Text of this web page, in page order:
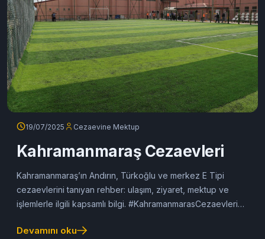
19/07/2025 Cezaevine Mektup
Kahramanmaraş Cezaevleri
Kahramanmaraş’ın Andırın, Türkoğlu ve merkez E Tipi